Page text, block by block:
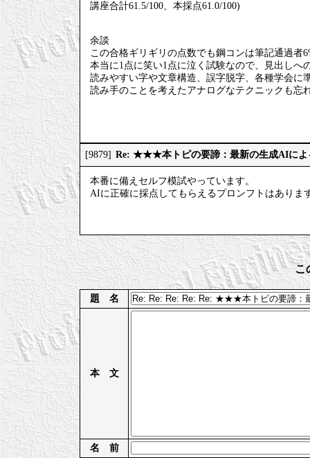
講座合計61.5/100、本採点61.0/100)
余談
この合格ギリギリの点数でも鋼コンは筆記通過者
本当に1点に笑い1点に泣く試験なので、見出しへ
読みやすい字や文章構造、誤字脱字、各種学会に
読み手のことを考えたアナログなテクニックも忘
[9879] Re: ★★★本トピの要諦：最新の生成AIによ
本番に備えセルフ模試やっています。
AIに正確に採点してもらえるプロンフトはありま
こ
題 名
本 文
名 前